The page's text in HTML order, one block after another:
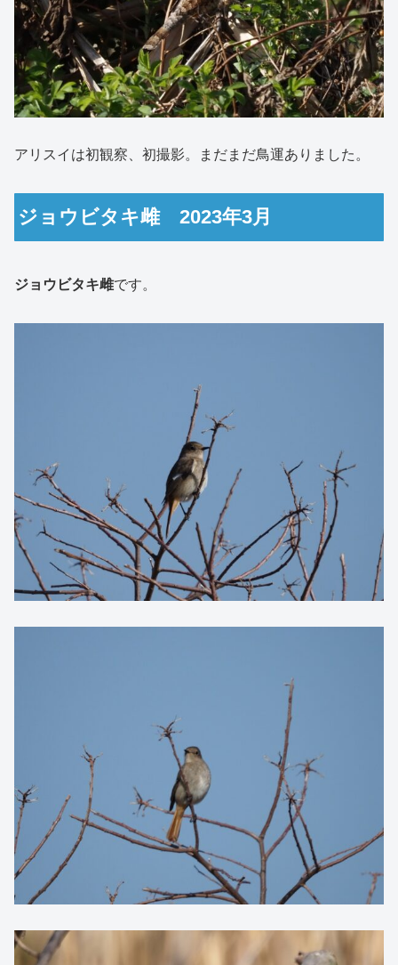
アリスイは初観察、初撮影。まだまだ鳥運ありました。
ジョウビタキ雌 2023年3月
ジョウビタキ雌です。